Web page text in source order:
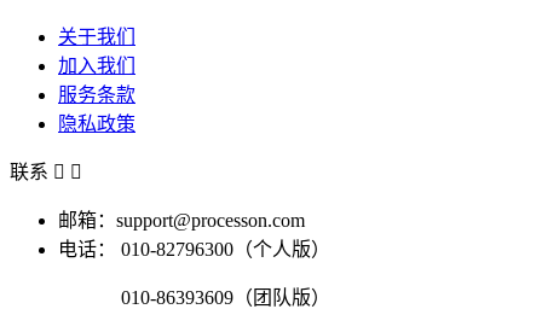
关于我们
加入我们
服务条款
隐私政策
联系  
邮箱：support@processon.com
电话：
010-82796300（个人版）
010-86393609（团队版）